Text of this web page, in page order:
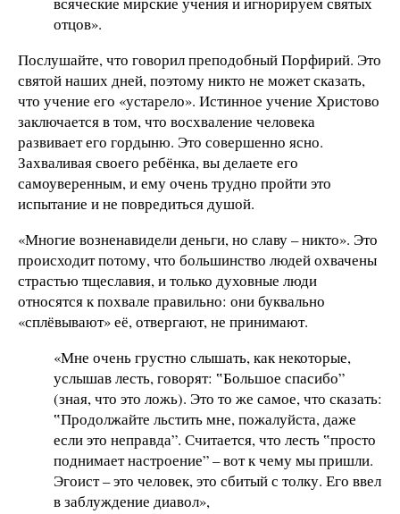
отцов».
Послушайте, что говорил преподобный Порфирий. Это
святой наших дней, поэтому никто не может сказать,
что учение его «устарело». Истинное учение Христово
заключается в том, что восхваление человека
развивает его гордыню. Это совершенно ясно.
Захваливая своего ребёнка, вы делаете его
самоуверенным, и ему очень трудно пройти это
испытание и не повредиться душой.
«Многие возненавидели деньги, но славу – никто». Это
происходит потому, что большинство людей охвачены
страстью тщеславия, и только духовные люди
относятся к похвале правильно: они буквально
«сплёвывают» её, отвергают, не принимают.
«Мне очень грустно слышать, как некоторые,
услышав лесть, говорят: ‟Большое спасибо”
(зная, что это ложь). Это то же самое, что сказать:
‟Продолжайте льстить мне, пожалуйста, даже
если это неправда”. Считается, что лесть ‟просто
поднимает настроение” – вот к чему мы пришли.
Эгоист – это человек, это сбитый с толку. Его ввел
в заблуждение диавол»,